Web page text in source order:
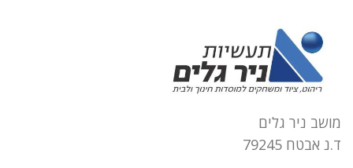
מושב ניר גלים
ד.נ אבטח 79245